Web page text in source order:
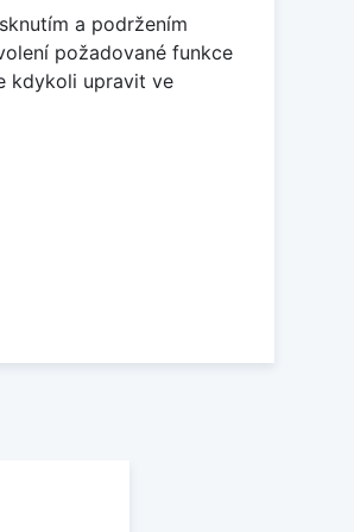
a podržením
požadované funkce
kdykoli upravit ve